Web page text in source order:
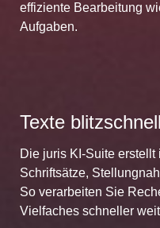
effiziente Bearbeitung
Aufgaben.
Texte
Die juris KI-Suite
Schriftsätze,
So verarbeiten Sie
Vielfaches schneller